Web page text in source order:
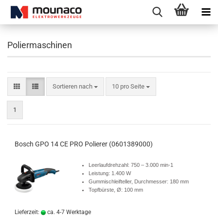
Poliermaschinen
Sortieren nach 10 pro Seite
1
Bosch GPO 14 CE PRO Polierer (0601389000)
Leerlaufdrehzahl: 750 – 3.000 min-1
Leistung: 1.400 W
Gummischleifteller, Durchmesser: 180 mm
Topfbürste, Ø: 100 mm
Lieferzeit: ca. 4-7 Werktage